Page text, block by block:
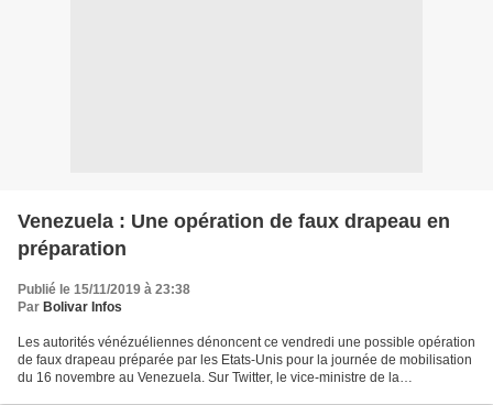
Venezuela : Une opération de faux drapeau en
préparation
Publié le 15/11/2019 à 23:38
Par Bolivar Infos
Les autorités vénézuéliennes dénoncent ce vendredi une possible opération
de faux drapeau préparée par les Etats-Unis pour la journée de mobilisation
du 16 novembre au Venezuela. Sur Twitter, le vice-ministre de la